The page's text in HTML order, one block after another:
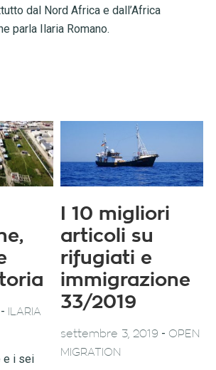
dal Nord Africa e dall’Africa
parla Ilaria Romano.
ILARIA
e i sei
I 10 migliori
articoli su
rifugiati e
immigrazione
33/2019
settembre 3, 2019 - OPEN
MIGRATION